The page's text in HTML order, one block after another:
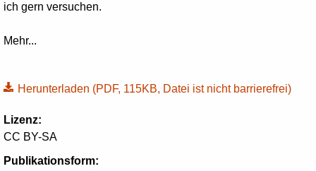
ich gern versuchen.
Mehr...
Herunterladen (PDF, 115KB, Datei ist nicht barrierefrei)
Lizenz:
CC BY-SA
Publikationsform: